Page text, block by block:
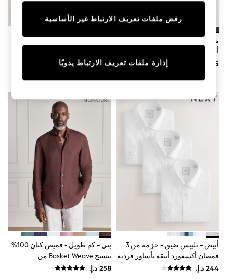
Cover Ups & Kaftans
Sandals
Swimwear
Jumpsuits & Playsuits
Skirts
Resort Styles
Boys' Holiday Shop
Boys' Travel Styles
Sunset Styles
Occasionwear
Sets & Outfits
Linen Collection
Tops & T-Shirts
Shirts
Polo Shirts
Sandals & Clogs
Sun Safe
Rash Vests
Sun Hats & Caps
Sunglasses
Baby Holiday Shop
أطقم من قميص وشورت جيرسيه
صغيرة
أبيض - تلبيس ضيق - حزمة من 3
قمصان أكسفورد أنيقة بأساور فردية
سهلة العناية
بني - كم طويل - قميص كتان 100%
بنسيج Basket Weave من
Signature
رفض ملفات تعريف الارتباط غير الأساسية
إدارة ملفات تعريف الارتباط يدويًا